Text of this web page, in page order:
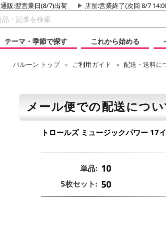
通販:翌営業日(8/7)出荷 店舗:営業終了(次回 8/7
テーマ・季節で探す
これから始める
バルーン トップ ご利用ガイド 配送・送料に
メール便での配送につい
トロールズ ミュージックパワー 17
単品: 10
5枚セット: 50